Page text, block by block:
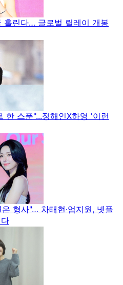
홀린다… 글로벌 릴레이 개봉
한 스푼"...정해인X하영 '이런
형사"… 차태현·엄지원, 넷플